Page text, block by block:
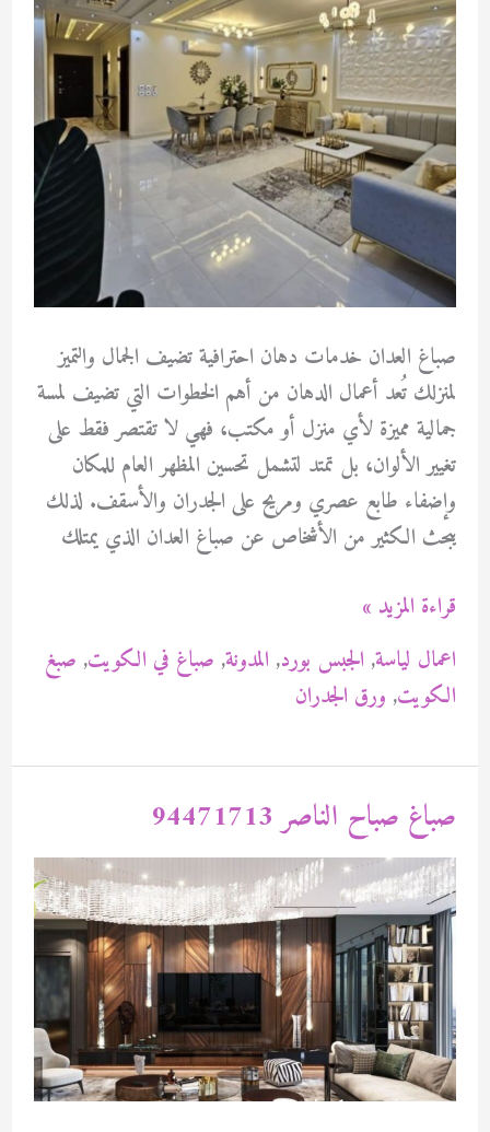
صباغ العدان خدمات دهان احترافية تضيف الجمال والتميز
لمنزلك تُعد أعمال الدهان من أهم الخطوات التي تضيف لمسة
جمالية مميزة لأي منزل أو مكتب، فهي لا تقتصر فقط على
تغيير الألوان، بل تمتد لتشمل تحسين المظهر العام للمكان
وإضفاء طابع عصري ومريح على الجدران والأسقف. لذلك
يبحث الكثير من الأشخاص عن صباغ العدان الذي يمتلك
صباغ
العدان
94471713
قراءة المزيد »
اعمال لياسة, الجبس بورد, المدونة, صباغ في الكويت, صبغ
الكويت, ورق الجدران
صباغ صباح الناصر 94471713